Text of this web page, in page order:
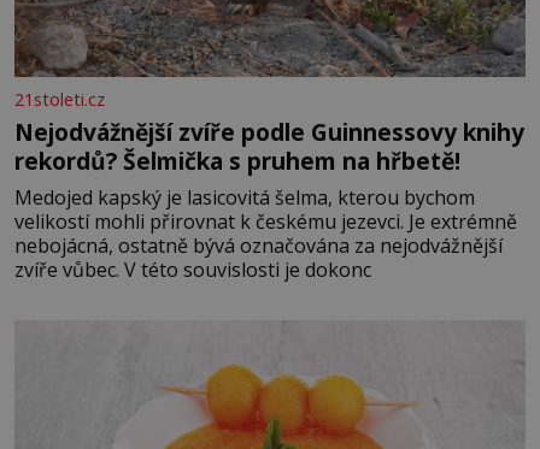
21stoleti.cz
Nejodvážnější zvíře podle Guinnessovy knihy
rekordů? Šelmička s pruhem na hřbetě!
Medojed kapský je lasicovitá šelma, kterou bychom
velikostí mohli přirovnat k českému jezevci. Je extrémně
nebojácná, ostatně bývá označována za nejodvážnější
zvíře vůbec. V této souvislosti je dokonc